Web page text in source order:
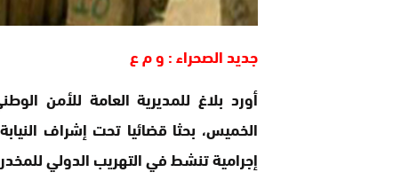
جديد الصحراء : و م ع
أورد بلاغ للمديرية العامة للأمن
الخميس، بحثا قضائيا تحت إشراف
إجرامية تنشط في التهريب الدولي